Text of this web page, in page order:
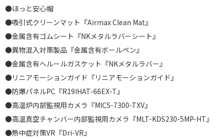
●ほっと安心帽
●吸引式クリーンマット『Airmax Clean Mat』
●金属含有ゴムシート『NKメタルラバーシート』
●異物混入対策製品『金属含有ボールペン』
●金属含有ヘルールガスケット『NKメタルラバー』
●リニアモーションガイド『リニアモーションガイド』
●防爆パネルPC『R19IHAT-66EX-T』
●高温炉内部監視用カメラ『MICS-7300-TXV』
●高温真空チャンバー内部監視用カメラ『MLT-KDS230-5MP-HT』
●熱中症対策VR『Dri-VR』